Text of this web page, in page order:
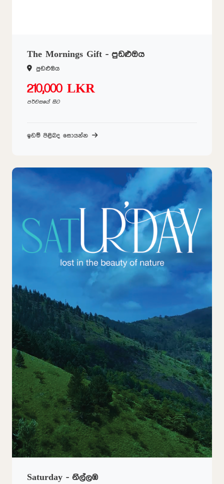
The Mornings Gift - පුඩළුඔය
පුඩළුඔය
210,000 LKR
පර්චසයේ සිට
ඉඩම් පිළිබද සොයන්න
Saturday - නිල්ලඹ